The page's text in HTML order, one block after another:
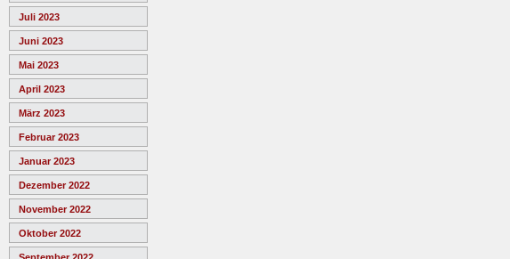
Juli 2023
Juni 2023
Mai 2023
April 2023
März 2023
Februar 2023
Januar 2023
Dezember 2022
November 2022
Oktober 2022